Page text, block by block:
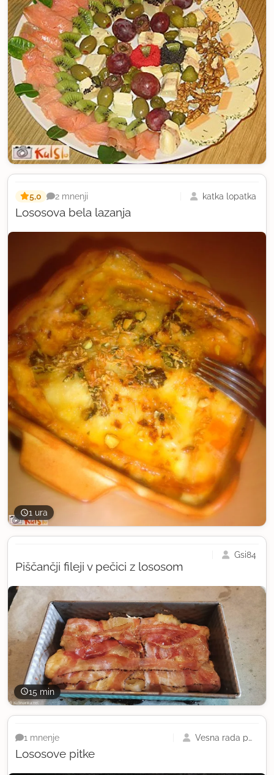
1 ura
Lososova bela lazanja
5,0 2 mnenji katka lopatka
15 min
Piščančji fileji v pečici z lososom
Gsi84
Lososove pitke
1 mnenje Vesna rada peče